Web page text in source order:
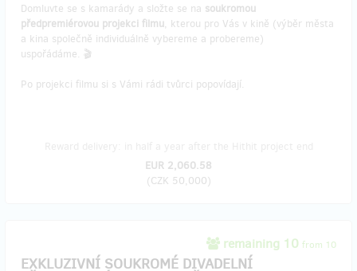
Domluvte se s kamarády a složte se na soukromou
předpremiérovou projekci filmu, kterou pro Vás v kině (výběr města
a kina společně individuálně vybereme a probereme)
uspořádáme. 🎬
Po projekci filmu si s Vámi rádi tvůrci popovídají.
EUR 2,060.58
(CZK 50,000)
remaining 10 from 10
EXKLUZIVNÍ SOUKROMÉ DIVADELNÍ